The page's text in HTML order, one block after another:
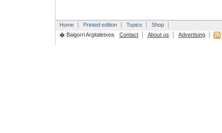
Home Printed edition Topics
Shop
� Baigorri Argitaletxea
Contact About us Advertising